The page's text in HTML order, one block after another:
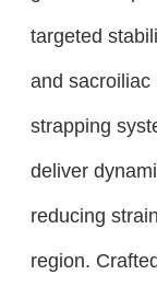
targeted
and sacroiliac
strapping
deliver
reducing
region.